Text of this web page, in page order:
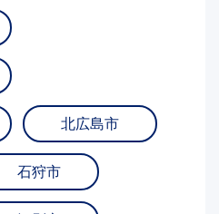
北広島市
石狩市